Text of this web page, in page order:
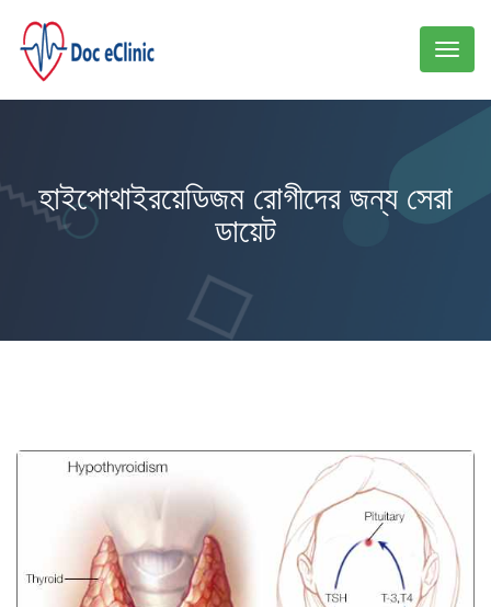
হাইপোথাইরয়েডিজম রোগীদের জন্য সেরা
ডায়েট